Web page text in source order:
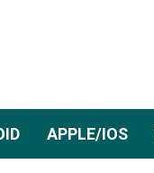
APPLE/IOS